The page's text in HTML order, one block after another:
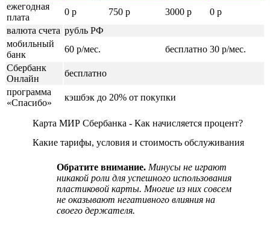
ежегодная
плата
0 р 750 р 3000 р
0 р
валюта счета рубль РФ
мобильный
банк
60 р/мес. бесплатно 30 р/мес.
Сбербанк
Онлайн
бесплатно
программа
«Спасибо»
кэшбэк до 20% от покупки
Карта МИР Сбербанка - Как начисляется процент?
Какие тарифы, условия и стоимость обслуживания
Обратите внимание. Минусы не играют
никакой роли для успешного использования
пластиковой карты. Многие из них совсем
не оказывают негативного влияния на
своего держателя.